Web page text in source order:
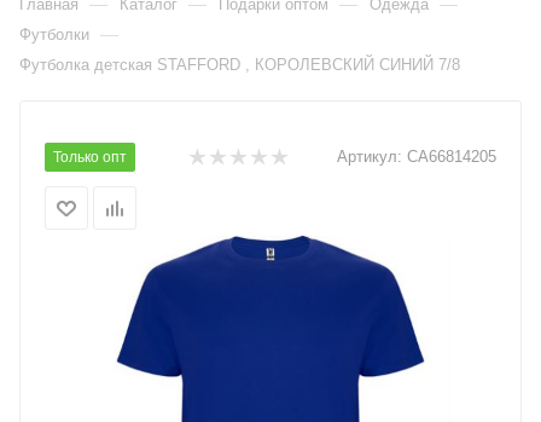
Главная — Каталог — Подарки оптом — Одежда —
Футболки —
Футболка детская STAFFORD , КОРОЛЕВСКИЙ СИНИЙ 7/8
Только опт Артикул: CA66814205